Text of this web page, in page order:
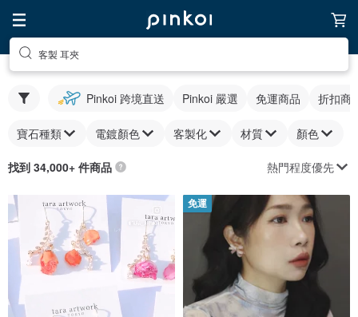
客製 耳夾
Pinkoi 跨境直送 Pinkoi 嚴選 免運商品 折扣商
寶石種類 電鍍顏色 客製化 材質 顏色
找到 34,000+ 件商品 熱門程度優先
免運